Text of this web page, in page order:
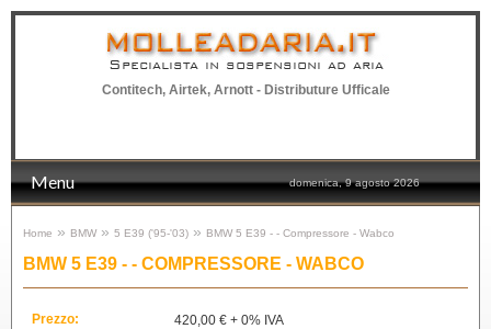
Specialista in sospensioni ad aria
Contitech, Airtek, Arnott - Distributure Ufficale
Menu domenica, 9 agosto 2026
Home » BMW » 5 E39 ('95-'03) » BMW 5 E39 - - Compressore - Wabco
BMW 5 E39 - - COMPRESSORE - WABCO
Prezzo: 420,00 € + 0% IVA